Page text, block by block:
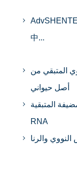
中...
المتبقي من
أصل حيواني
المتبقية
RNA
والرنا